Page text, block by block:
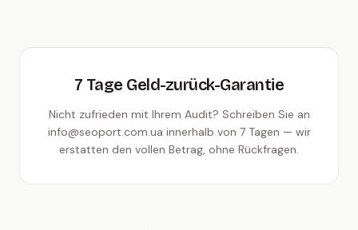
7 Tage Geld-zurück-Garantie
Nicht zufrieden mit Ihrem Audit? Schreiben Sie an
info@seoport.com.ua innerhalb von 7 Tagen — wir
erstatten den vollen Betrag, ohne Rückfragen.